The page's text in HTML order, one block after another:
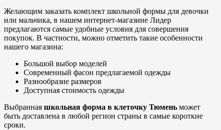
Желающим заказать комплект школьной формы для девочки
или мальчика, в нашем интернет-магазине Лидер
предлагаются самые удобные условия для совершения
покупок. В частности, можно отметить такие особенности
нашего магазина:
Большой выбор моделей
Современный фасон предлагаемой одежды
Разнообразие размеров
Доступная стоимость одежды
Выбранная школьная форма в клеточку Тюмень может
быть доставлена в любой регион страны в самые короткие
сроки.